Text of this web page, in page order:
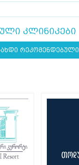
კლინიკები
რეკომენდებული